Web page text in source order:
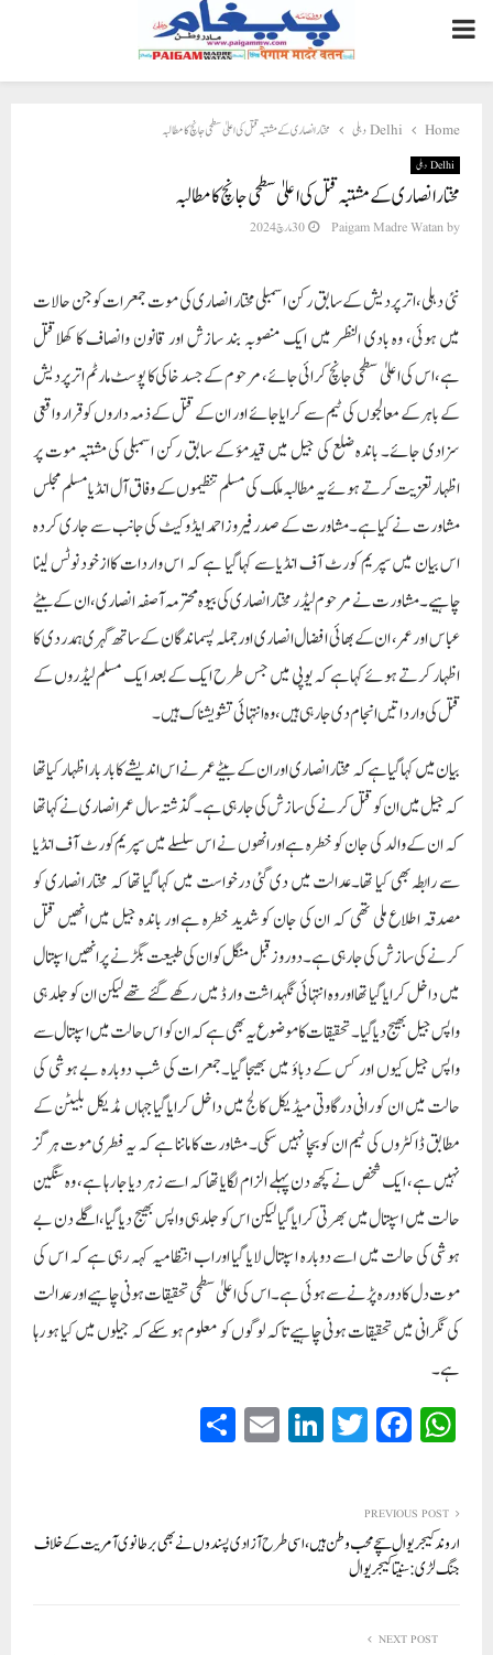
PRIMARY
MENU
Home Delhi دہلی مختار انصاری کے مشتبہ قتل کی اعلیٰ سطحی جانچ کا مطالبہ
Delhi دہلی
مختار انصاری کے مشتبہ قتل کی اعلیٰ سطحی جانچ کا مطالبہ
by
Paigam Madre Watan 30 مارچ 2024
نئی دہلی، اتر پردیش کے سابق رکن اسمبلی مختار انصاری کی موت جمعرات کوجن حالات
میں ہوئی، وہ بادی النظر میں ایک منصوبہ بند سازش اور قانون وانصاف کا کھلاقتل
ہے،اس کی اعلیٰ سطحی جانچ کرائی جائے، مرحوم کے جسد خاکی کا پوسٹ مارٹم اترپردیش
کے باہر کے معالجوں کی ٹیم سے کرایا جائے اور ان کے قتل کے ذمہ داروں کو قرار واقعی
سزادی جائے۔ باندہ ضلع کی جیل میں قیدمؤ کے سابق رکن اسمبلی کی مشتبہ موت پر
اظہارتعزیت کرتے ہوئے یہ مطالبہ ملک کی مسلم تنظیموں کے وفاق آل انڈیا مسلم مجلس
مشاورت نے کیا ہے۔مشاورت کے صدر فیروزاحمد ایڈوکیٹ کی جانب سے جاری کردہ
اس بیان میں سپریم کورٹ آف انڈیا سے کہا گیا ہے کہ اس واردات کاازخود نوٹس لینا
چاہیے۔مشاورت نے مرحوم لیڈر مختار انصاری کی بیوہ محترمہ آصفہ انصاری، ان کے بیٹے
عباس اور عمر، ان کے بھائی افضال انصاری اور جملہ پسماندگان کے ساتھ گہری ہمدردی کا
اظہار کرتے ہوئے کہا ہے کہ یوپی میں جس طرح ایک کے بعد ایک مسلم لیڈروں کے
قتل کی وارداتیں انجام دی جارہی ہیں،وہ انتہائی تشویشناک ہیں۔
بیان میں کہاگیاہے کہ مختار انصاری اور ان کے بیٹے عمر نے اس اندیشے کا بار بار اظہار کیا تھا
کہ جیل میں ان کو قتل کرنے کی سازش کی جارہی ہے۔گذشتہ سال عمر انصاری نے کہا تھا
کہ ان کے والد کی جان کو خطرہ ہے اورانھوں نے اس سلسلے میں سپریم کورٹ آف انڈیا
سے رابطہ بھی کیا تھا۔عدالت میں دی گئی درخواست میں کہا گیا تھا کہ مختار انصاری کو
مصدقہ اطلاع ملی تھی کہ ان کی جان کو شدید خطرہ ہے اور باندہ جیل میں انھیں قتل
کرنے کی سازش کی جا رہی ہے۔دو روز قبل منگل کو ان کی طبیعت بگڑنے پر انھیں اسپتال
میں داخل کرایا گیا تھا اوروہ انتہائی نگہداشت وارڈ میں رکھے گئے تھے لیکن ان کو جلد ہی
واپس جیل بھیج دیا گیا۔ تحقیقات کا موضوع یہ بھی ہے کہ ان کو اس حالت میں اسپتال سے
واپس جیل کیوں اور کس کے دباؤ میں بھیجا گیا۔جمعرات کی شب دوبارہ بے ہوشی کی
حالت میں ان کو رانی درگاوتی میڈیکل کالج میں داخل کرایا گیاجہاں مڈیکل بلیٹن کے
مطابق ڈاکٹروں کی ٹیم ان کو بچا نہیں سکی۔ مشاورت کا ماننا ہے کہ یہ فطری موت ہرگز
نہیں ہے، ایک شخص نے کچھ دن پہلے الزام لگایا تھا کہ اسے زہر دیا جا رہا ہے، وہ سنگین
حالت میں اسپتال میں بھرتی کرایا گیا لیکن اس کو جلدہی واپس بھیج دیا گیا، اگلے دن بے
ہوشی کی حالت میں اسے دوبارہ اسپتال لایا گیا اوراب انتظامیہ کہہ رہی ہے کہ اس کی
موت دل کا دورہ پڑنے سے ہوئی ہے۔ اس کی اعلیٰ سطحی تحقیقات ہونی چاہیے اورعدالت
کی نگرانی میں تحقیقات ہونی چاہیے تاکہ لوگوں کو معلوم ہو سکے کہ جیلوں میں کیا ہو رہا
ہے۔
W
ha
A
pp
Fa
ce
ok
T
wi
r
Li
nk
In
E
m
PREVIOUS POST
اروند کیجریوال سچے محب وطن ہیں، اسی طرح آزادی پسندوں نے بھی برطانوی آمریت کے خلاف
جنگ لڑی: سنیتا کیجریوال
NEXT POST